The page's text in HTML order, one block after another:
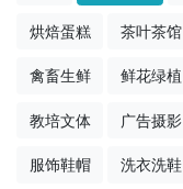
烘焙蛋糕 茶叶茶馆
禽畜生鲜 鲜花绿植
教培文体 广告摄影
服饰鞋帽 洗衣洗鞋